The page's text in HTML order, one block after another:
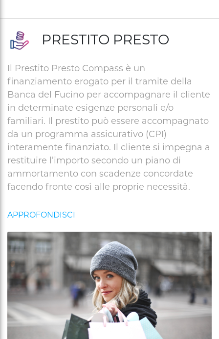
PRESTITO PRESTO
Il Prestito Presto Compass è un
finanziamento erogato per il tramite della
Banca del Fucino per accompagnare il cliente
in determinate esigenze personali e/o
familiari. Il prestito può essere accompagnato
da un programma assicurativo (CPI)
interamente finanziato. Il cliente si impegna a
restituire l’importo secondo un piano di
ammortamento con scadenze concordate
facendo fronte così alle proprie necessità.